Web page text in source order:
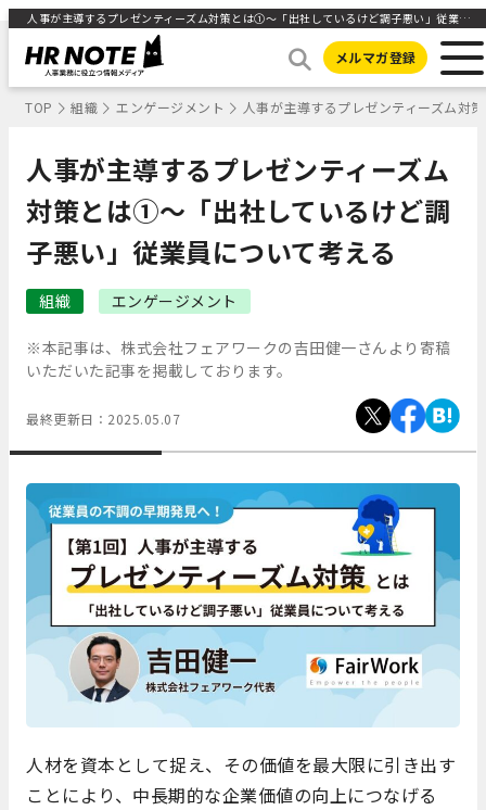
人事が主導するプレゼンティーズム対策とは①～「出社しているけど調子悪い」従業員について考える ｜HR NOTE
メルマガ登録
TOP 組織 エンゲージメント 人事が主導するプレゼンティーズム対
人事が主導するプレゼンティーズム
対策とは①～「出社しているけど調
子悪い」従業員について考える
組織 エンゲージメント
※本記事は、株式会社フェアワークの吉田健一さんより寄稿
いただいた記事を掲載しております。
最終更新日： 2025.05.07
人材を資本として捉え、その価値を最大限に引き出す
ことにより、中長期的な企業価値の向上につなげる